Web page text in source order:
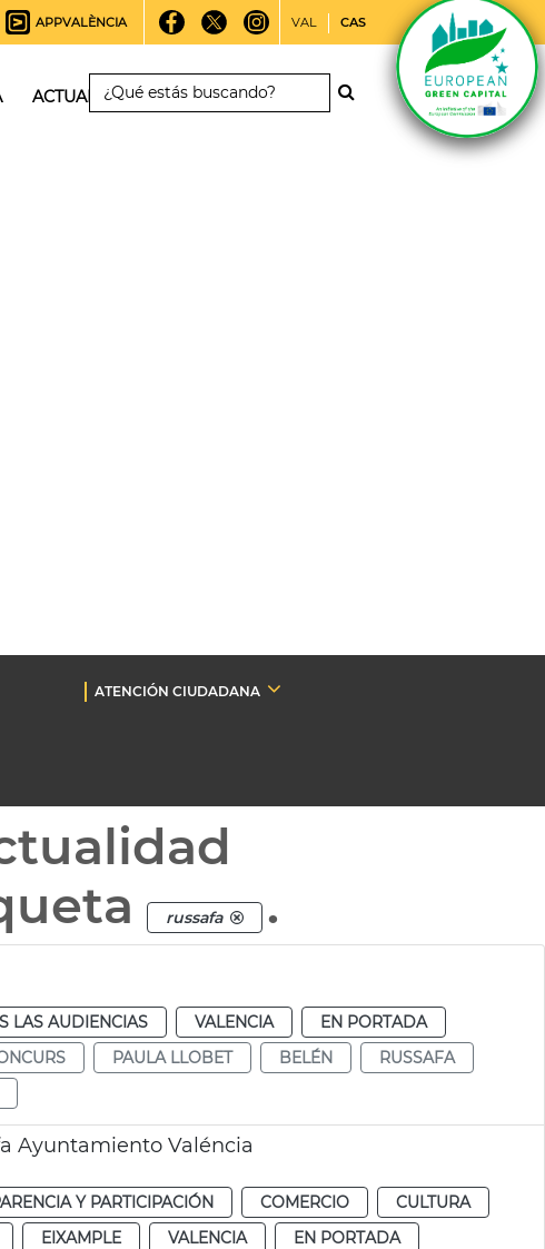
APPVALÈNCIA VAL CAS
ACTUALIDAD
ATENCIÓN CIUDADANA
russafa .
LAS AUDIENCIAS VALENCIA
EN PORTADA
PAULA LLOBET BELÉN
RUSSAFA
Ayuntamiento Valéncia
Y PARTICIPACIÓN COMERCIO
CULTURA
EIXAMPLE VALENCIA
EN PORTADA